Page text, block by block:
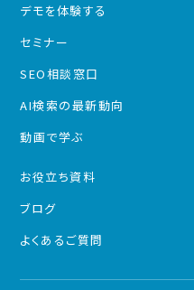
デモを体験する
セミナー
SEO相談窓口
AI検索の最新動向
動画で学ぶ
お役立ち資料
ブログ
よくあるご質問